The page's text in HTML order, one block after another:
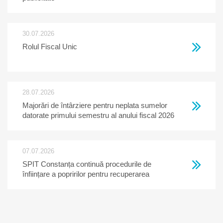
30.07.2026
Rolul Fiscal Unic
28.07.2026
Majorări de întârziere pentru neplata sumelor
datorate primului semestru al anului fiscal 2026
07.07.2026
SPIT Constanța continuă procedurile de
înființare a popririlor pentru recuperarea